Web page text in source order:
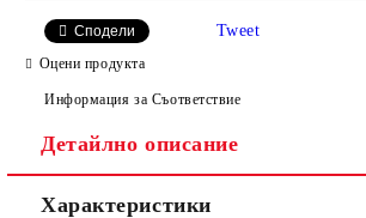
Ние ще се свържем с вас в рамките на
Сподели Tweet
Оцени продукта
Информация за Съответствие
Детайлно описание
Характеристики